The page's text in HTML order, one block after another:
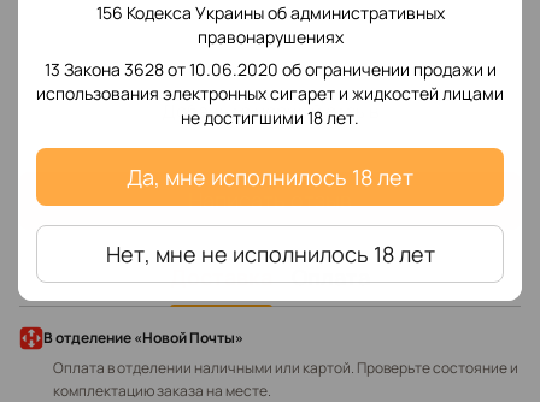
156 Кодекса Украины об административных
правонарушениях
13 Закона 3628 от 10.06.2020 об ограничении продажи и
использования электронных сигарет и жидкостей лицами
не достигшими 18 лет.
Да, мне исполнилось 18 лет
Нет, мне не исполнилось 18 лет
Добавьте первый отзыв
Написать отзыв
Доставка Оплата
В отделение «Новой Почты»
Оплата в отделении наличными или картой. Проверьте состояние и
комплектацию заказа на месте.